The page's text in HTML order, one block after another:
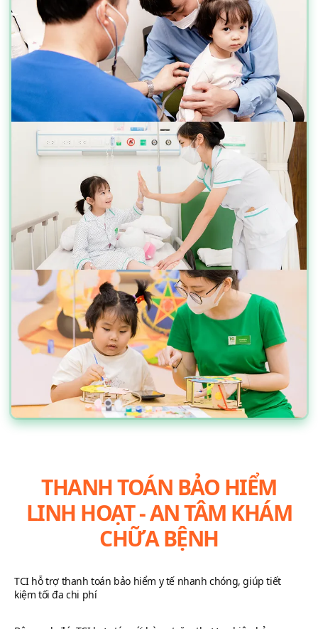
THANH TOÁN BẢO HIỂM
LINH HOẠT - AN TÂM KHÁM
CHỮA BỆNH
TCI hỗ trợ thanh toán bảo hiểm y tế nhanh chóng, giúp tiết
kiệm tối đa chi phí